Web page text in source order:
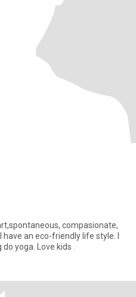
compasionate,
an eco-friendly life style. I
yoga. Love kids .